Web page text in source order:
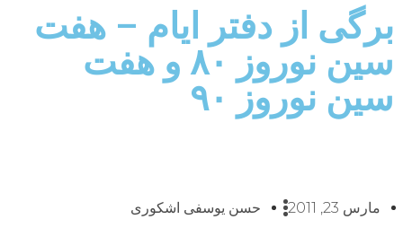
برگی از دفتر ایام – هفت
سین نوروز ۸۰ و هفت
سین نوروز ۹۰
مارس 23, 2011 حسن یوسفی اشکوری